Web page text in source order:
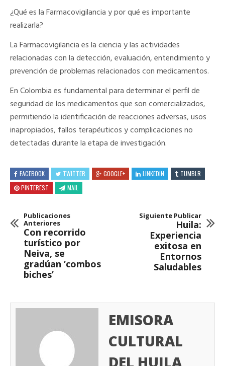
¿Qué es la Farmacovigilancia y por qué es importante
realizarla?
La Farmacovigilancia es la ciencia y las actividades
relacionadas con la detección, evaluación, entendimiento y
prevención de problemas relacionados con medicamentos.
En Colombia es fundamental para determinar el perfil de
seguridad de los medicamentos que son comercializados,
permitiendo la identificación de reacciones adversas, usos
inapropiados, fallos terapéuticos y complicaciones no
detectadas durante la etapa de investigación.
FACEBOOK TWITTER GOOGLE+ LINKEDIN
TUMBLR
PINTEREST
MAIL
Publicaciones
Anteriores
Con recorrido
turístico por
Neiva, se
gradúan ‘combos
biches’
Siguiente Publicar
Huila:
Experiencia
exitosa en
Entornos
Saludables
EMISORA
CULTURAL
DEL HUILA